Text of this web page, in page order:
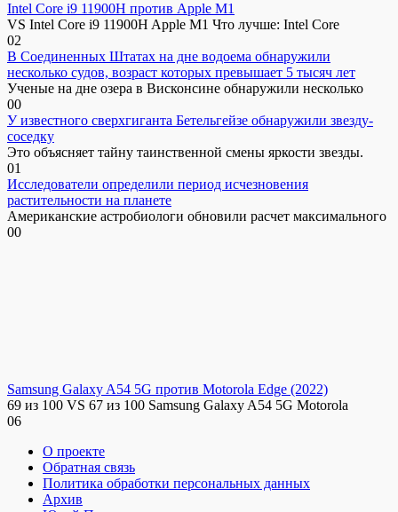
Intel Core i9 11900H против Apple M1
VS Intel Core i9 11900H Apple M1 Что лучше: Intel Core
02
В Соединенных Штатах на дне водоема обнаружили
несколько судов, возраст которых превышает 5 тысяч лет
Ученые на дне озера в Висконсине обнаружили несколько
00
У известного сверхгиганта Бетельгейзе обнаружили звезду-
соседку
Это объясняет тайну таинственной смены яркости звезды.
01
Исследователи определили период исчезновения
растительности на планете
Американские астробиологи обновили расчет максимального
00
Samsung Galaxy A54 5G против Motorola Edge (2022)
69 из 100 VS 67 из 100 Samsung Galaxy A54 5G Motorola
06
О проекте
Обратная связь
Политика обработки персональных данных
Архив